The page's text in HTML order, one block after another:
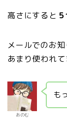
高さにすると
メールでのお知
あまり使われて
あのむ
も